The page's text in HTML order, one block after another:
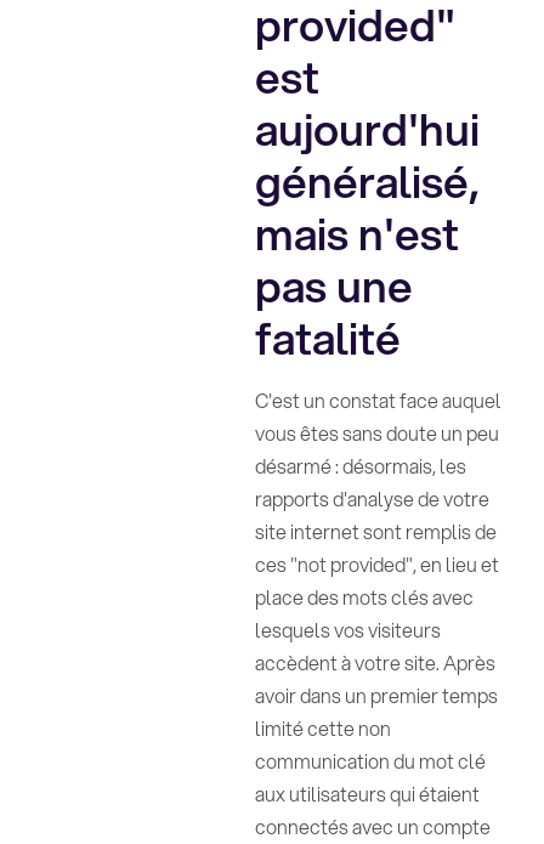
provided"
est
aujourd'hui
généralisé,
mais n'est
pas une
fatalité
C'est un constat face auquel
vous êtes sans doute un peu
désarmé : désormais, les
rapports d'analyse de votre
site internet sont remplis de
ces "not provided", en lieu et
place des mots clés avec
lesquels vos visiteurs
accèdent à votre site. Après
avoir dans un premier temps
limité cette non
communication du mot clé
aux utilisateurs qui étaient
connectés avec un compte